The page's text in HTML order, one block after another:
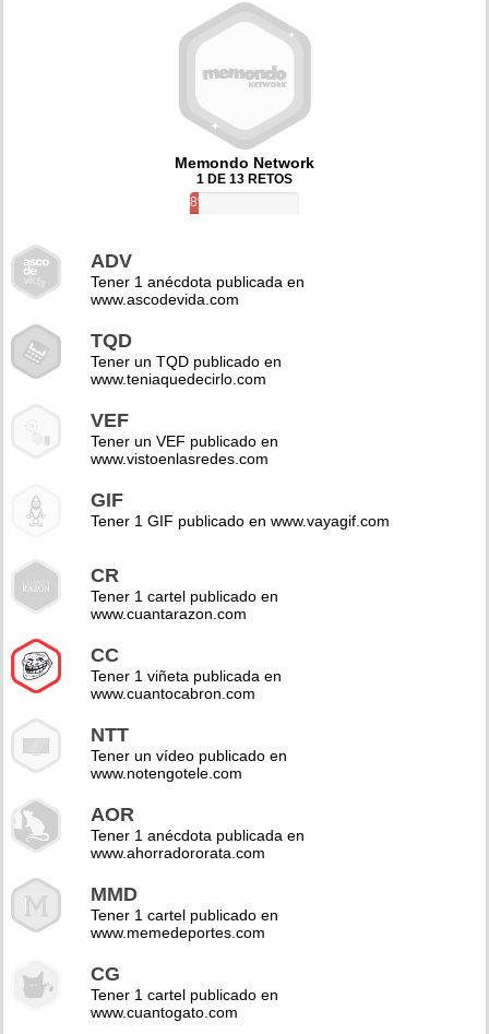
Memondo Network
1 DE 13 RETOS
8%
ADV
Tener 1 anécdota publicada en
www.ascodevida.com
TQD
Tener un TQD publicado en
www.teniaquedecirlo.com
VEF
Tener un VEF publicado en
www.vistoenlasredes.com
GIF
Tener 1 GIF publicado en www.vayagif.com
CR
Tener 1 cartel publicado en
www.cuantarazon.com
CC
Tener 1 viñeta publicada en
www.cuantocabron.com
NTT
Tener un vídeo publicado en
www.notengotele.com
AOR
Tener 1 anécdota publicada en
www.ahorradororata.com
MMD
Tener 1 cartel publicado en
www.memedeportes.com
CG
Tener 1 cartel publicado en
www.cuantogato.com